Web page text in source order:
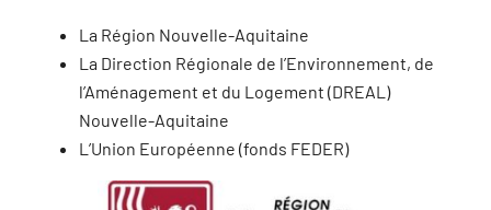
La Région Nouvelle-Aquitaine
La Direction Régionale de l’Environnement, de
l’Aménagement et du Logement (DREAL)
Nouvelle-Aquitaine
L’Union Européenne (fonds FEDER)